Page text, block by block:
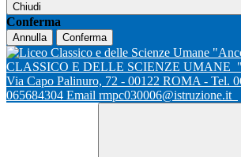
Chiudi
Conferma
Annulla Conferma
CLASSICO E DELLE SCIENZE UMANE
Via Capo Palinuro, 72 - 00122 ROMA - Tel.
065684304 Email rmpc030006@istruzione.it